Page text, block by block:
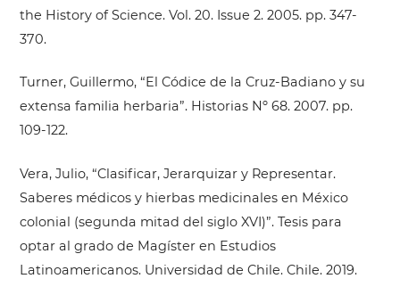
the History of Science. Vol. 20. Issue 2. 2005. pp. 347-
370.
Turner, Guillermo, “El Códice de la Cruz-Badiano y su
extensa familia herbaria”. Historias Nº 68. 2007. pp.
109-122.
Vera, Julio, “Clasificar, Jerarquizar y Representar.
Saberes médicos y hierbas medicinales en México
colonial (segunda mitad del siglo XVI)”. Tesis para
optar al grado de Magíster en Estudios
Latinoamericanos. Universidad de Chile. Chile. 2019.